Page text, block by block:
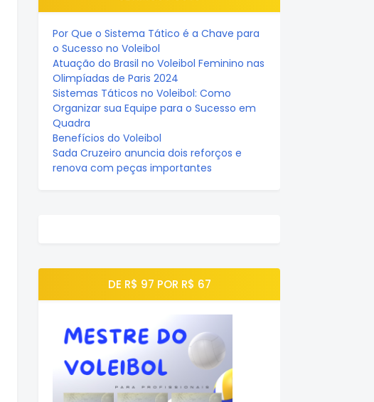
Por Que o Sistema Tático é a Chave para
o Sucesso no Voleibol
Atuação do Brasil no Voleibol Feminino nas
Olimpíadas de Paris 2024
Sistemas Táticos no Voleibol: Como
Organizar sua Equipe para o Sucesso em
Quadra
Benefícios do Voleibol
Sada Cruzeiro anuncia dois reforços e
renova com peças importantes
DE R$ 97 POR R$ 67